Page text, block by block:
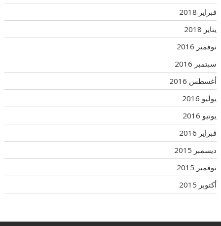
فبراير 2018
يناير 2018
نوفمبر 2016
سبتمبر 2016
أغسطس 2016
يوليو 2016
يونيو 2016
فبراير 2016
ديسمبر 2015
نوفمبر 2015
أكتوبر 2015